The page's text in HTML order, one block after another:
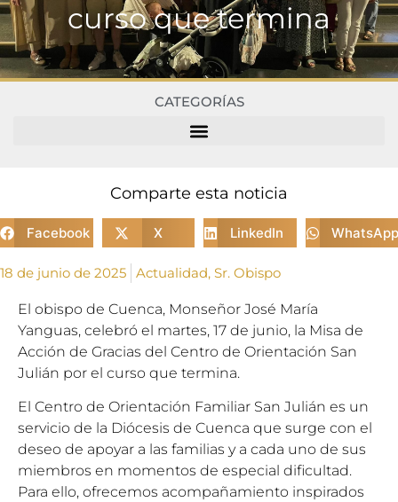
curso que termina
CATEGORÍAS
Comparte esta noticia
Facebook X LinkedIn WhatsApp
18 de junio de 2025 Actualidad, Sr. Obispo
El obispo de Cuenca, Monseñor José María
Yanguas, celebró el martes, 17 de junio, la Misa de
Acción de Gracias del Centro de Orientación San
Julián por el curso que termina.
El Centro de Orientación Familiar San Julián es un
servicio de la Diócesis de Cuenca que surge con el
deseo de apoyar a las familias y a cada uno de sus
miembros en momentos de especial dificultad.
Para ello, ofrecemos acompañamiento inspirados